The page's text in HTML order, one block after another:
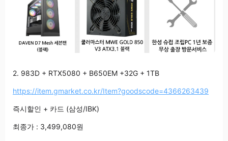
2. 983D + RTX5080 + B650EM +32G + 1TB
https://item.gmarket.co.kr/Item?goodscode=4366263439
즉시할인 + 카드 (삼성/IBK)
최종가 : 3,499,080원